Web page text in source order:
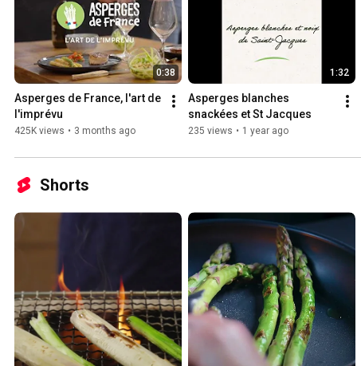
0:38
Asperges de France, l'art de
l'imprévu
425K views • 3 months ago
1:32
Asperges blanches
snackées et St Jacques
235 views • 1 year ago
Shorts